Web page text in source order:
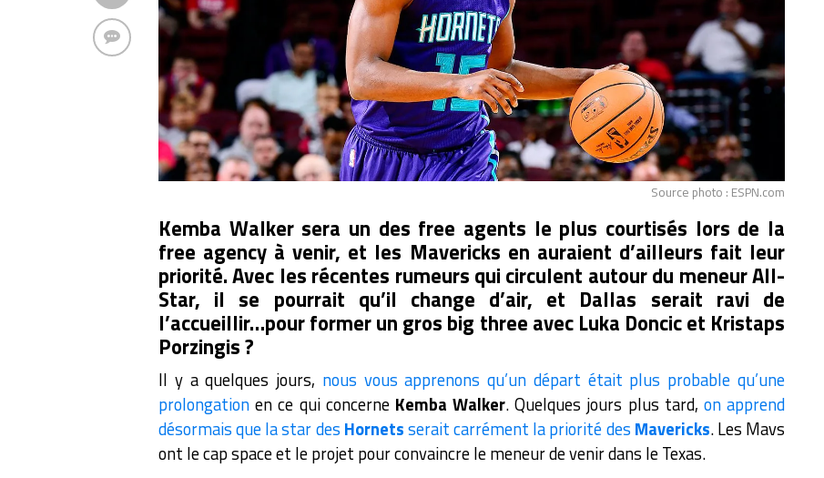
Source photo : ESPN.com
Kemba Walker sera un des free agents le plus courtisés lors de la
free agency à venir, et les Mavericks en auraient d’ailleurs fait leur
priorité. Avec les récentes rumeurs qui circulent autour du meneur All-
Star, il se pourrait qu’il change d’air, et Dallas serait ravi de
l’accueillir…pour former un gros big three avec Luka Doncic et Kristaps
Porzingis ?
Il y a quelques jours, nous vous apprenons qu’un départ était plus probable qu’une
prolongation en ce qui concerne Kemba Walker. Quelques jours plus tard, on apprend
désormais que la star des Hornetsserait carrément la priorité des Mavericks. Les Mavs
ont le cap space et le projet pour convaincre le meneur de venir dans le Texas.